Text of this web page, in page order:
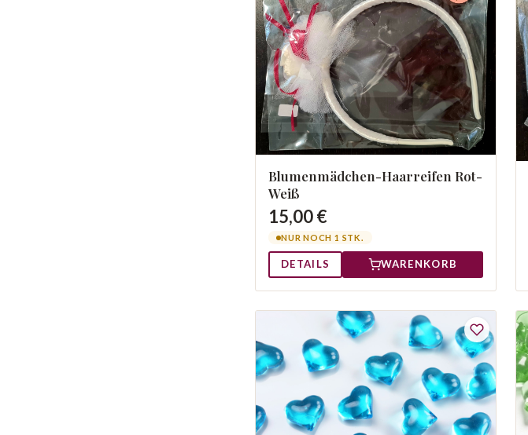
Blumenmädchen-Haarreifen Rot-
Weiß
15,00 €
NUR NOCH 1 STK.
DETAILS WARENKORB